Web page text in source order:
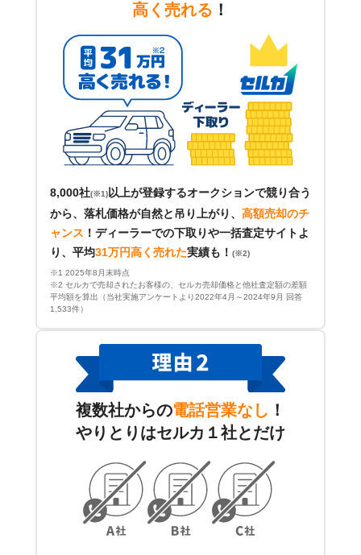
高く売れる ！
8,000社(※1) 以上が登録するオークションで競り合う
から、落札価格が自然と吊り上がり、 高額売却のチ
ャンス ！ ディーラーでの下取りや一括査定サイトよ
り、平均31万円高く売れた実績も！ (※2)
※1 2025年8月末時点
※2 セルカで売却されたお客様の、セルカ売却価格と他社査定額の差額
平均額を算出（当社実施アンケートより2022年4月～2024年9月 回答
1,533件）
複数社からの電話営業なし ！
やりとりはセルカ１社とだけ